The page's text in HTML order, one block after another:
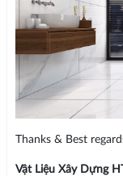
Thanks & Best
Vật Liệu Xây Dựng